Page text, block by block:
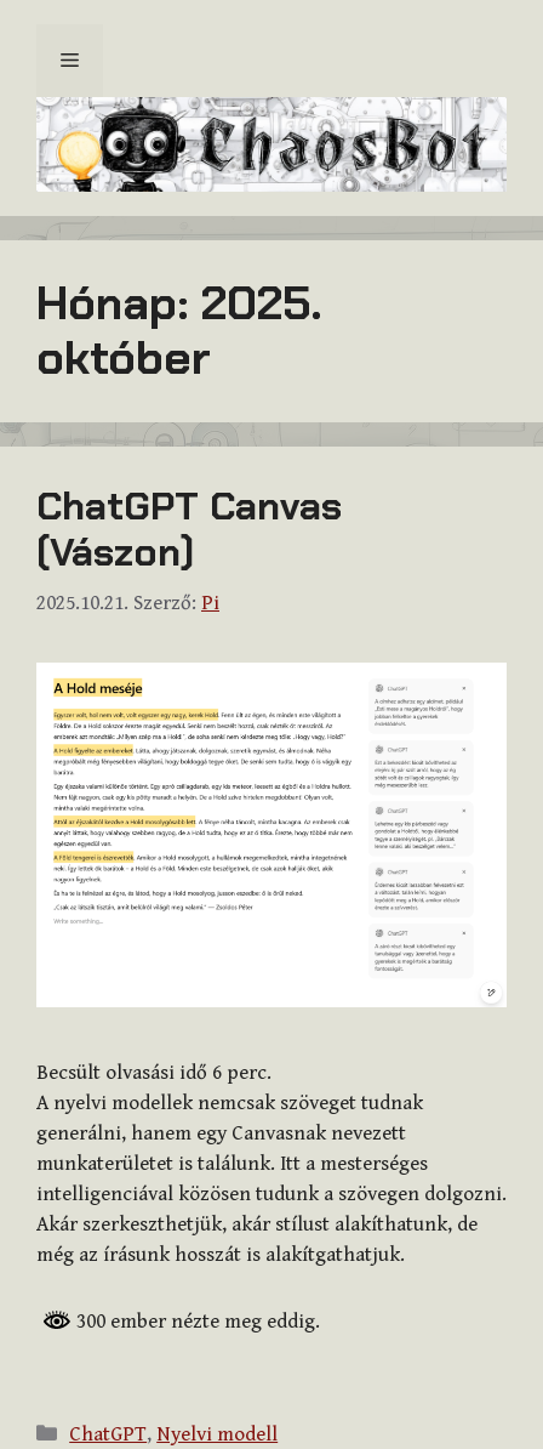
tartalomba
Menü
Hónap: 2025.
október
ChatGPT Canvas
(Vászon)
2025.10.21. Szerző: Pi
Becsült olvasási idő 6 perc.
A nyelvi modellek nemcsak szöveget tudnak
generálni, hanem egy Canvasnak nevezett
munkaterületet is találunk. Itt a mesterséges
intelligenciával közösen tudunk a szövegen dolgozni.
Akár szerkeszthetjük, akár stílust alakíthatunk, de
még az írásunk hosszát is alakítgathatjuk.
300 ember nézte meg eddig.
Kategória
ChatGPT, Nyelvi modell